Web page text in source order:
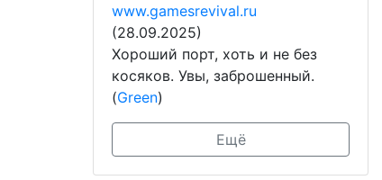
www.gamesrevival.ru
(28.09.2025)
Хороший порт, хоть и не без
косяков. Увы, заброшенный.
(Green)
Ещё